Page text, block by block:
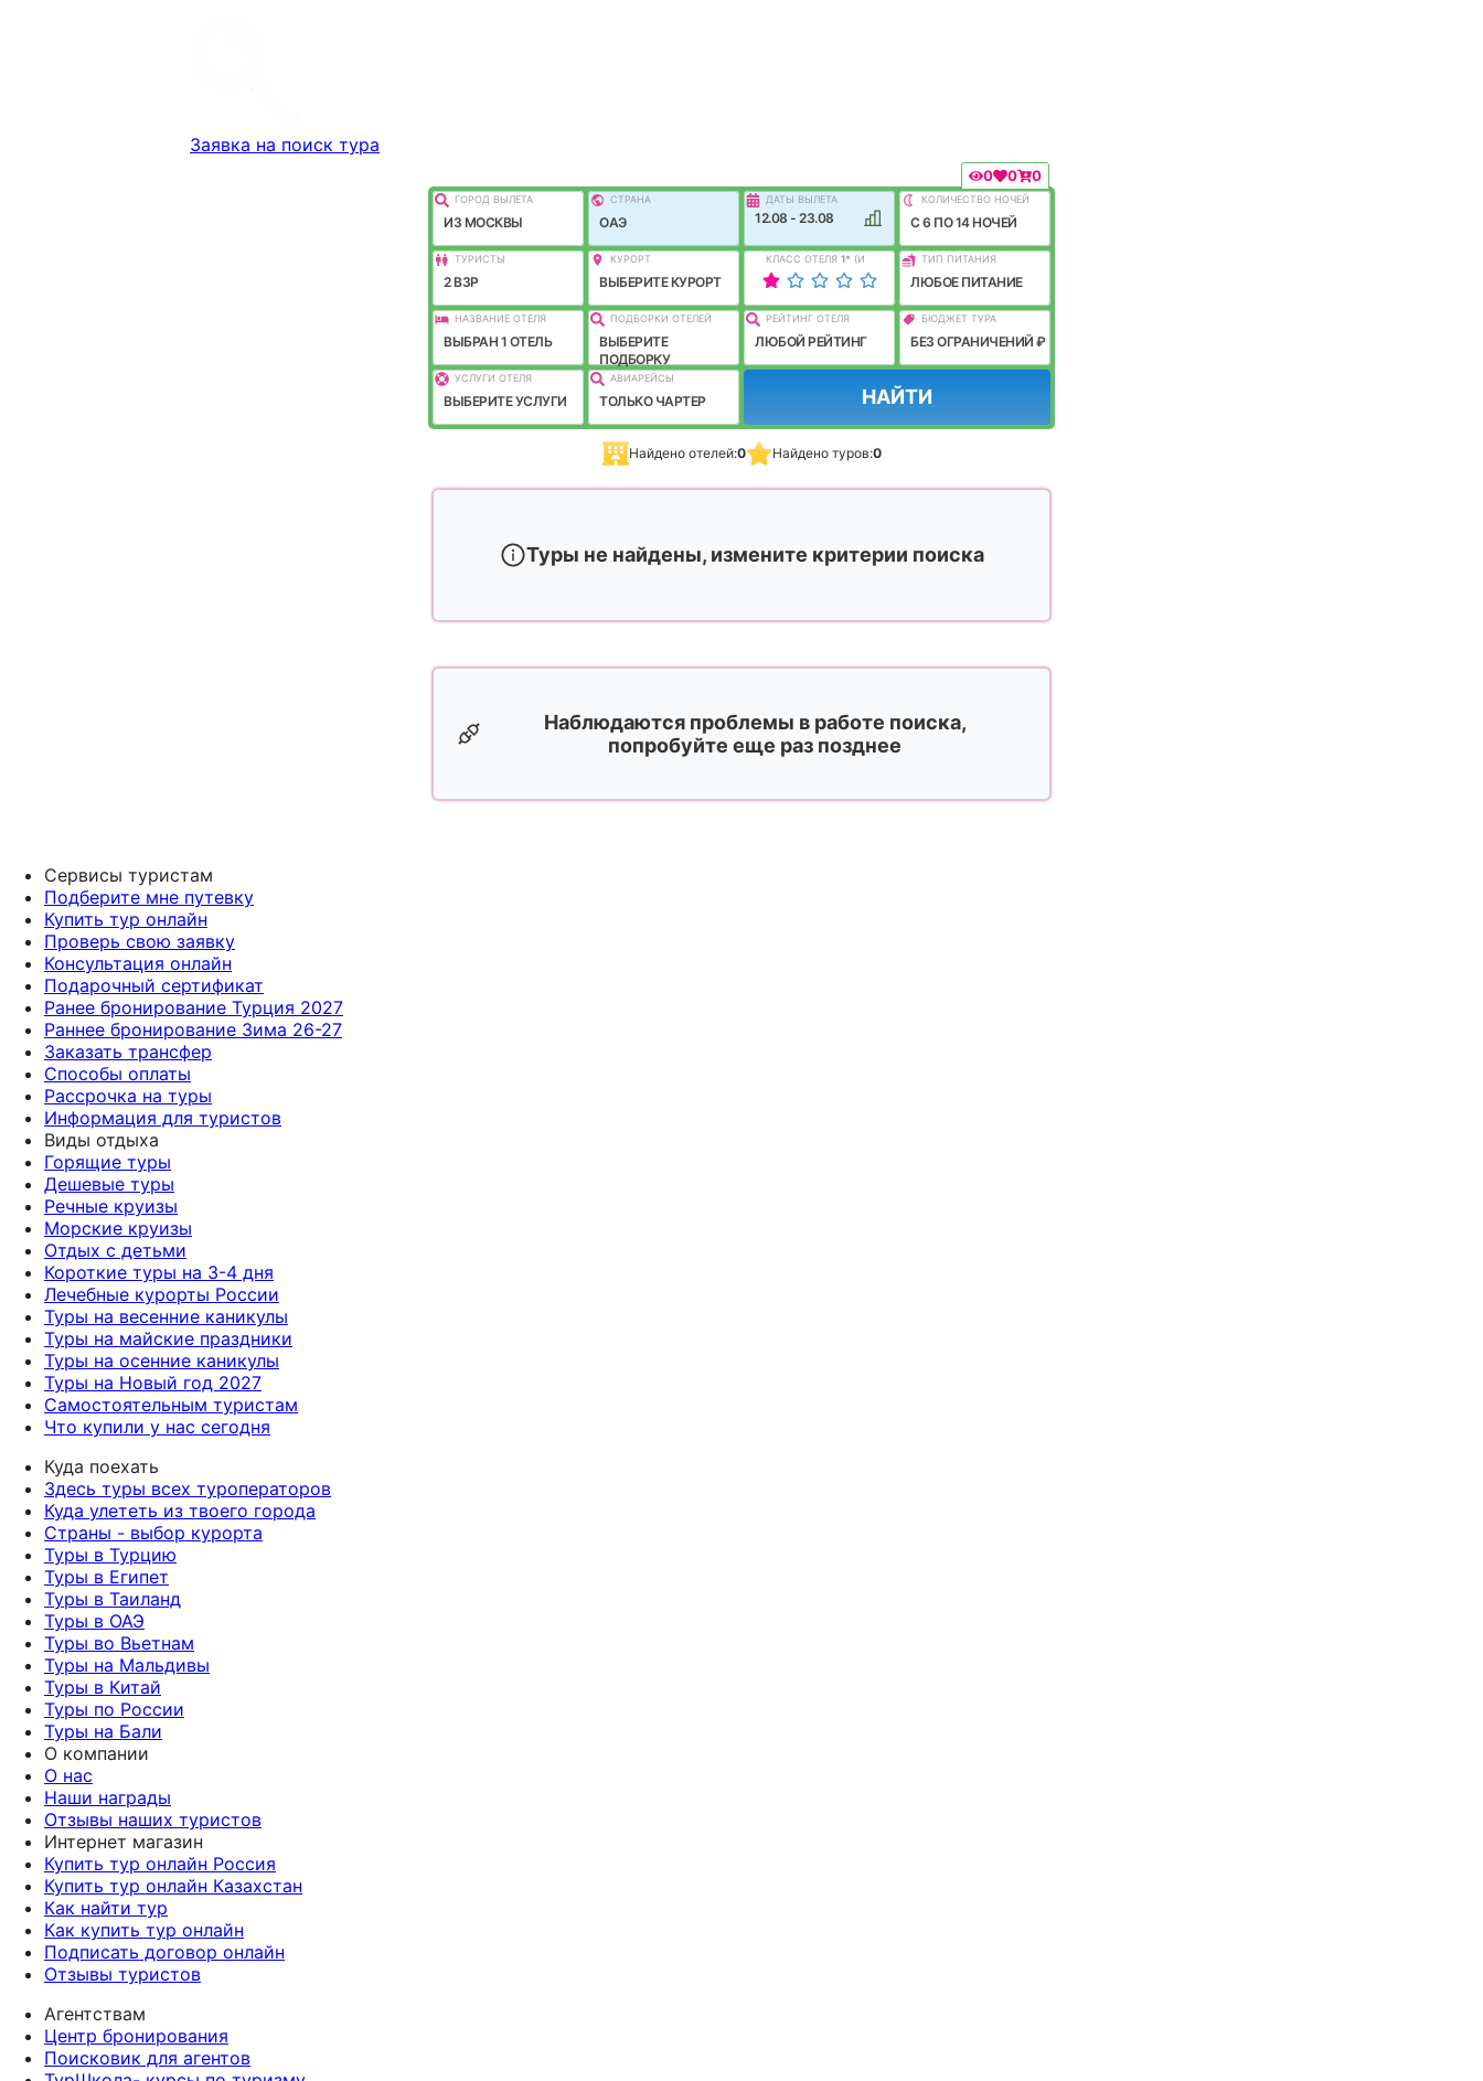
Заявка на поиск тура
0 0 0
ГОРОД ВЫЛEТА
ИЗ МОСКВЫ
СТРАНА
ОАЭ
ДАТЫ ВЫЛЕТА
12.08 - 23.08
КОЛИЧЕСТВО НОЧЕЙ
C 6 ПО 14 НОЧЕЙ
ТУРИСТЫ
2 ВЗР
КУРОРТ
ВЫБЕРИТЕ КУРОРТ
КЛАСС ОТЕЛЯ 1* (И
ЛУЧШЕ)
ТИП ПИТАНИЯ
ЛЮБОЕ ПИТАНИЕ
НАЗВАНИЕ ОТЕЛЯ
ВЫБРАН 1 ОТЕЛЬ
ПОДБОРКИ ОТЕЛЕЙ
ВЫБЕРИТЕ
ПОДБОРКУ
РЕЙТИНГ ОТЕЛЯ
ЛЮБОЙ РЕЙТИНГ
БЮДЖЕТ ТУРА
БЕЗ ОГРАНИЧЕНИЙ ₽
УСЛУГИ ОТЕЛЯ
ВЫБЕРИТЕ УСЛУГИ
АВИАРЕЙСЫ
ТОЛЬКО ЧАРТЕР НАЙТИ
Найдено отелей:0 Найдено туров:0
Туры не найдены, измените критерии поиска
Наблюдаются проблемы в работе поиска,
попробуйте еще раз позднее
Сервисы туристам
Подберите мне путевку
Купить тур онлайн
Проверь свою заявку
Консультация онлайн
Подарочный сертификат
Ранее бронирование Турция 2027
Раннее бронирование Зима 26-27
Заказать трансфер
Способы оплаты
Рассрочка на туры
Информация для туристов
Виды отдыха
Горящие туры
Дешевые туры
Речные круизы
Морские круизы
Отдых с детьми
Короткие туры на 3-4 дня
Лечебные курорты России
Туры на весенние каникулы
Туры на майские праздники
Туры на осенние каникулы
Туры на Новый год 2027
Самостоятельным туристам
Что купили у нас сегодня
Куда поехать
Здесь туры всех туроператоров
Куда улететь из твоего города
Страны - выбор курорта
Туры в Турцию
Туры в Египет
Туры в Таиланд
Туры в ОАЭ
Туры во Вьетнам
Туры на Мальдивы
Туры в Китай
Туры по России
Туры на Бали
О компании
О нас
Наши награды
Отзывы наших туристов
Интернет магазин
Купить тур онлайн Россия
Купить тур онлайн Казахстан
Как найти тур
Как купить тур онлайн
Подписать договор онлайн
Отзывы туристов
Агентствам
Центр бронирования
Поисковик для агентов